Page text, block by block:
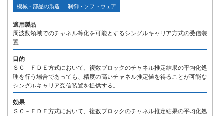
機械・部品の製造 制御・ソフトウェア
適用製品
周波数領域でのチャネル等化を可能とするシングルキャリア方式の受信装
置
目的
ＳＣ－ＦＤＥ方式において、複数ブロックのチャネル推定結果の平均化処
理を行う場合であっても、精度の高いチャネル推定値を得ることが可能な
シングルキャリア受信装置を提供する。
効果
ＳＣ－ＦＤＥ方式において、複数ブロックのチャネル推定結果の平均化処